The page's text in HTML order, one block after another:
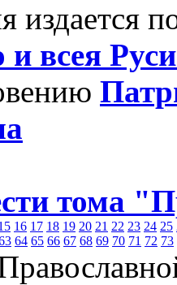
издается
и всея
тома
16 17 18 19 20 21 22 23 24 25
64 65 66 67 68 69 70 71 72 73